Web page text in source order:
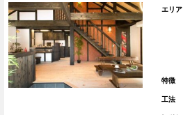
エリア
特徴
工法